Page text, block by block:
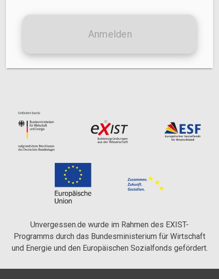
Anmelden
Unvergessen.de wurde im Rahmen des EXIST-
Programms durch das Bundesministerium für Wirtschaft
und Energie und den Europäischen Sozialfonds gefördert.